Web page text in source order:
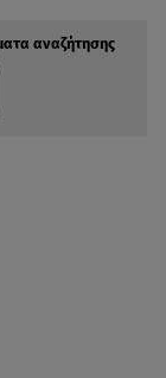
αναζήτησης